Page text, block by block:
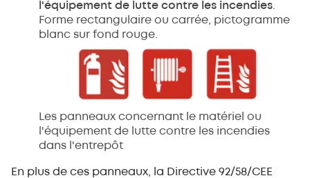
l'équipement de lutte contre les incendies.
Forme rectangulaire ou carrée, pictogramme
blanc sur fond rouge.
Les panneaux concernant le matériel ou
l'équipement de lutte contre les incendies
dans l'entrepôt
En plus de ces panneaux, la Directive 92/58/CEE